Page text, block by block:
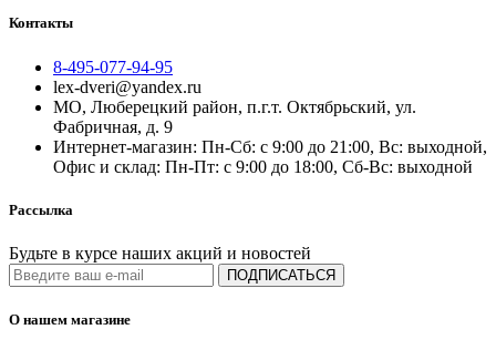
Контакты
8-495-077-94-95
lex-dveri@yandex.ru
МО, Люберецкий район, п.г.т. Октябрьский, ул.
Фабричная, д. 9
Интернет-магазин: Пн-Сб: с 9:00 до 21:00, Вс: выходной,
Офис и склад: Пн-Пт: с 9:00 до 18:00, Сб-Вс: выходной
Рассылка
Будьте в курсе наших акций и новостей
ПОДПИСАТЬСЯ
О нашем магазине